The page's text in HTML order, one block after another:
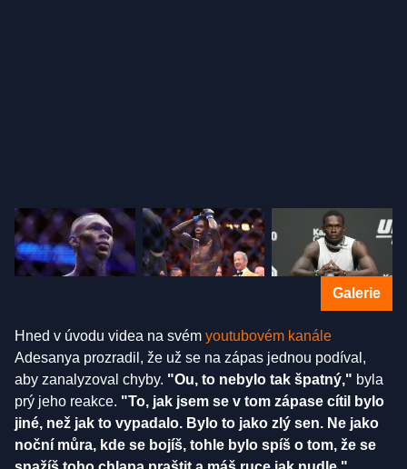
Galerie
Hned v úvodu videa na svém youtubovém kanále
Adesanya prozradil, že už se na zápas jednou podíval,
aby zanalyzoval chyby. "Ou, to nebylo tak špatný," byla
prý jeho reakce. "To, jak jsem se v tom zápase cítil bylo
jiné, než jak to vypadalo. Bylo to jako zlý sen. Ne jako
noční můra, kde se bojíš, tohle bylo spíš o tom, že se